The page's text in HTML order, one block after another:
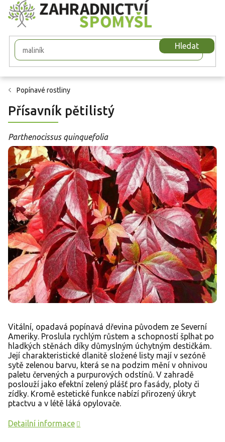
Přejít
na
obsah
Hledat
Popínavé rostliny
Přísavník pětilistý
Parthenocissus quinquefolia
Vitální, opadavá popínavá dřevina původem ze Severní
Ameriky. Proslula rychlým růstem a schopností šplhat po
hladkých stěnách díky důmyslným úchytným destičkám.
Její charakteristické dlanitě složené listy mají v sezóně
sytě zelenou barvu, která se na podzim mění v ohnivou
paletu červených a purpurových odstínů. V zahradě
poslouží jako efektní zelený plášť pro fasády, ploty či
zídky. Kromě estetické funkce nabízí přirozený úkryt
ptactvu a v létě láká opylovače.
Detailní informace